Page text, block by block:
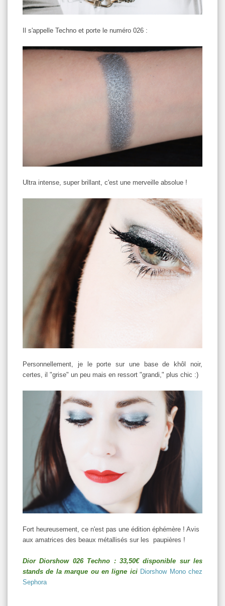
Il s'appelle Techno et porte le numéro 026 :
Ultra intense, super brillant, c'est une merveille absolue !
Personnellement, je le porte sur une base de khôl noir,
certes, il "grise" un peu mais en ressort "grandi," plus chic :)
Fort heureusement, ce n'est pas une édition éphémère ! Avis
aux amatrices des beaux métallisés sur les paupières !
Dior Diorshow 026 Techno : 33,50€ disponible sur les
stands de la marque ou en ligne ici Diorshow Mono chez
Sephora